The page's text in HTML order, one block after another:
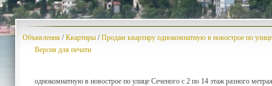
Объявления /Квартиры /Продам квартиру однокомнатную в новострое по
Версия для печати
однокомнатную в новострое по улице Сеченого с 2 по 14 этаж разного